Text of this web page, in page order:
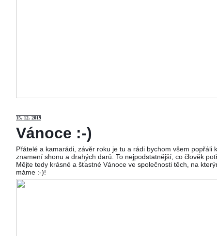
15. 12. 2019
Vánoce :-)
Přátelé a kamarádi, závěr roku je tu a rádi bychom všem
znamení shonu a drahých darů. To nejpodstatnější, co člověk
Mějte tedy krásné a šťastné Vánoce ve společnosti těch, na
máme :-)!